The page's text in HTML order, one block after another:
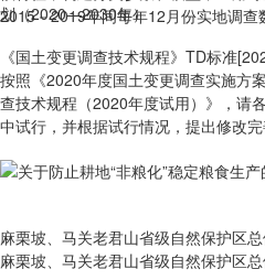
2015－2019年间每年12月份实地调查
《国土变更调查技术规程》TD标准
按照《2020年度国土变更调查实施方
查技术规程（2020年度试用）》，请
中试行，并根据试行情况，提出修改完
麻栗坡、马关老君山省级自然保护区
麻栗坡、马关老君山省级自然保护区